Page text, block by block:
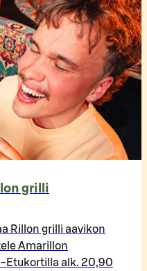
grilli
Rillon grilli aavikon
Amarillon
Etukortilla alk. 20,90